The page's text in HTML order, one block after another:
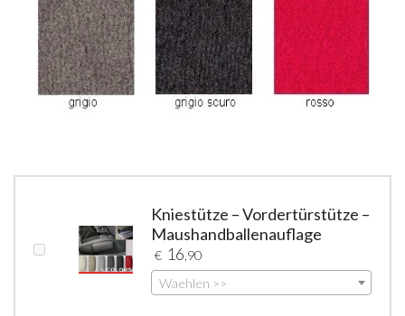
Kniestütze – Vordertürstütze –
Maushandballenauflage
€ 16 ,90
Waehlen >>